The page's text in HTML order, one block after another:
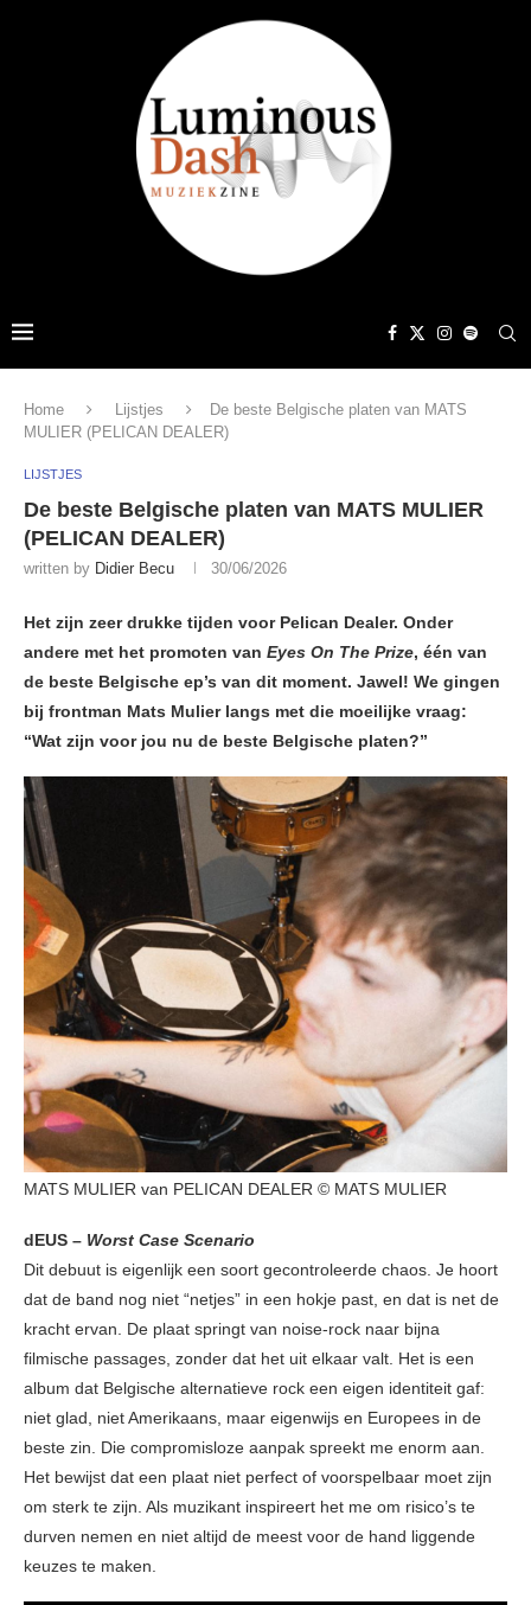
Home Lijstjes
De beste Belgische platen van MATS
MULIER (PELICAN DEALER)
LIJSTJES
De beste Belgische platen van MATS MULIER
(PELICAN DEALER)
written by Didier Becu 30/06/2026
Het zijn zeer drukke tijden voor Pelican Dealer. Onder
andere met het promoten van Eyes On The Prize, één van
de beste Belgische ep’s van dit moment. Jawel! We gingen
bij frontman Mats Mulier langs met die moeilijke vraag:
“Wat zijn voor jou nu de beste Belgische platen?”
MATS MULIER van PELICAN DEALER © MATS MULIER
dEUS – Worst Case Scenario
Dit debuut is eigenlijk een soort gecontroleerde chaos. Je hoort
dat de band nog niet “netjes” in een hokje past, en dat is net de
kracht ervan. De plaat springt van noise-rock naar bijna
filmische passages, zonder dat het uit elkaar valt. Het is een
album dat Belgische alternatieve rock een eigen identiteit gaf:
niet glad, niet Amerikaans, maar eigenwijs en Europees in de
beste zin. Die compromisloze aanpak spreekt me enorm aan.
Het bewijst dat een plaat niet perfect of voorspelbaar moet zijn
om sterk te zijn. Als muzikant inspireert het me om risico’s te
durven nemen en niet altijd de meest voor de hand liggende
keuzes te maken.